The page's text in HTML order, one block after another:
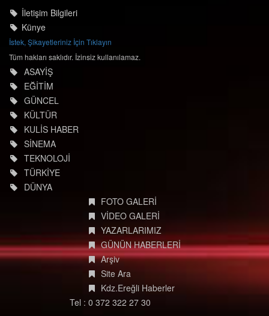
İletişim Bilgileri
Künye
İstek, Şikayetleriniz İçin Tıklayın
Tüm hakları saklıdır. İzinsiz kullanılamaz.
ASAYİŞ
EĞİTİM
GÜNCEL
KÜLTÜR
KULİS HABER
SİNEMA
TEKNOLOJİ
TÜRKİYE
DÜNYA
FOTO GALERİ
VİDEO GALERİ
YAZARLARIMIZ
GÜNÜN HABERLERİ
Arşiv
Site Ara
Kdz.Ereğli Haberler
Tel : 0 372 322 27 30